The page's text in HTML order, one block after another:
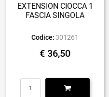
EXTENSION CIOCCA 1
FASCIA SINGOLA
Codice: 301261
€ 36,50
Quantità